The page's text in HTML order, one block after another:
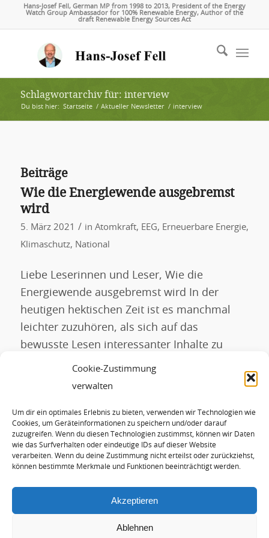
Cookie-Zustimmung
verwalten
Um dir ein optimales Erlebnis zu bieten, verwenden wir Technologien wie
Cookies, um Geräteinformationen zu speichern und/oder darauf
zuzugreifen. Wenn du diesen Technologien zustimmst, können wir Daten
wie das Surfverhalten oder eindeutige IDs auf dieser Website
verarbeiten. Wenn du deine Zustimmung nicht erteilst oder zurückziehst,
können bestimmte Merkmale und Funktionen beeinträchtigt werden.
Akzeptieren
Ablehnen
Hans-Josef Fell, German MP from 1998 to 2013, President of the Energy
Watch Group Ambassador for 100% Renewable Energy, Author of the
draft Renewable Energy Sources Act
Schlagwortarchiv für: interview
Du bist hier: Startseite / Aktueller Newsletter / interview
Beiträge
Wie die Energiewende ausgebremst
wird
5. März 2021 / in Atomkraft, EEG, Erneuerbare Energie,
Klimaschutz, National
Liebe Leserinnen und Leser, Wie die
Energiewende ausgebremst wird In der
heutigen hektischen Zeit ist es manchmal
leichter zuzuhören, als sich auf das
bewusste Lesen interessanter Inhalte zu
fokussieren. Daher möchte ich Ihnen zwei
interessante Interviews aus diesem Monat
klima- und energiepolitischen Handelns und
die Gründe, warum bisher […]